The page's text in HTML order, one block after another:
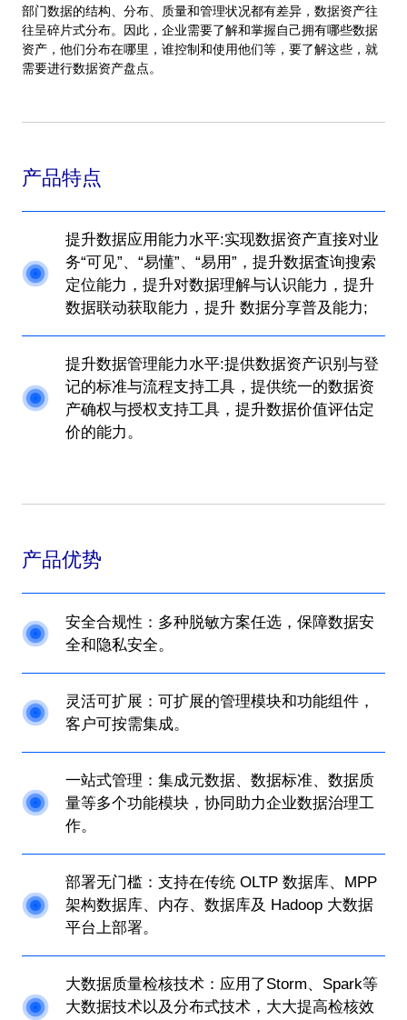
部门数据的结构、分布、质量和管理状况都有差异，数据资产往
往呈碎片式分布。因此，企业需要了解和掌握自己拥有哪些数据
资产，他们分布在哪里，谁控制和使用他们等，要了解这些，就
需要进行数据资产盘点。
产品特点
提升数据应用能力水平:实现数据资产直接对业
务“可见”、“易懂”、“易用”，提升数据査询搜索
定位能力，提升对数据理解与认识能力，提升
数据联动获取能力，提升 数据分享普及能力;
提升数据管理能力水平:提供数据资产识别与登
记的标准与流程支持工具，提供统一的数据资
产确权与授权支持工具，提升数据价值评估定
价的能力。
产品优势
安全合规性：多种脱敏方案任选，保障数据安
全和隐私安全。
灵活可扩展：可扩展的管理模块和功能组件，
客户可按需集成。
一站式管理：集成元数据、数据标准、数据质
量等多个功能模块，协同助力企业数据治理工
作。
部署无门槛：支持在传统 OLTP 数据库、MPP
架构数据库、内存、数据库及 Hadoop 大数据
平台上部署。
大数据质量检核技术：应用了Storm、Spark等
大数据技术以及分布式技术，大大提高检核效